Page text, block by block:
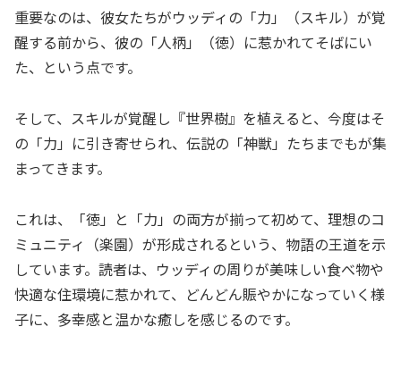
重要なのは、彼女たちがウッディの「力」（スキル）が覚
醒する前から、彼の「人柄」（徳）に惹かれてそばにい
た、という点です。
そして、スキルが覚醒し『世界樹』を植えると、今度はそ
の「力」に引き寄せられ、伝説の「神獣」たちまでもが集
まってきます。
これは、「徳」と「力」の両方が揃って初めて、理想のコ
ミュニティ（楽園）が形成されるという、物語の王道を示
しています。読者は、ウッディの周りが美味しい食べ物や
快適な住環境に惹かれて、どんどん賑やかになっていく様
子に、多幸感と温かな癒しを感じるのです。